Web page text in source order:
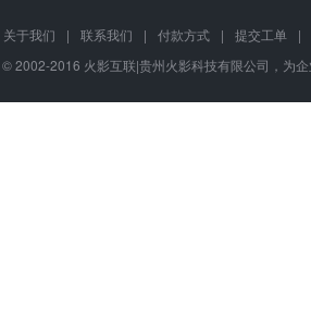
关于我们 | 联系我们 | 付款方式 | 提交工单
|
2002-2016 火影互联|贵州火影科技有限公司，为